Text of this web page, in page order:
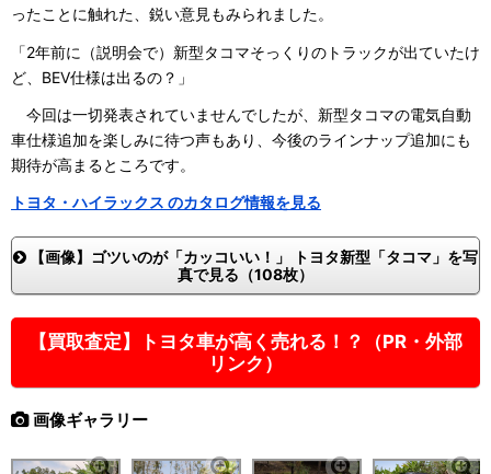
ったことに触れた、鋭い意見もみられました。
「2年前に（説明会で）新型タコマそっくりのトラックが出ていたけ
ど、BEV仕様は出るの？」
今回は一切発表されていませんでしたが、新型タコマの電気自動
車仕様追加を楽しみに待つ声もあり、今後のラインナップ追加にも
期待が高まるところです。
トヨタ・ハイラックス のカタログ情報を見る
【画像】ゴツいのが「カッコいい！」 トヨタ新型「タコマ」を写
真で見る（108枚）
【買取査定】トヨタ車が高く売れる！？（PR・外部
リンク）
画像ギャラリー